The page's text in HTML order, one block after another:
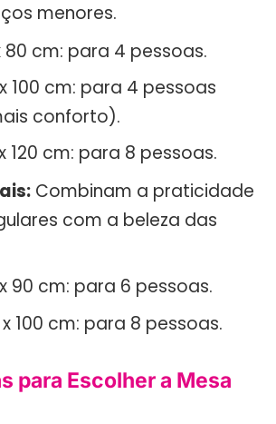
menores.
80 cm: para 4 pessoas.
100 cm: para 4 pessoas
conforto).
120 cm: para 8 pessoas.
Combinam a praticidade
com a beleza das
90 cm: para 6 pessoas.
100 cm: para 8 pessoas.
para Escolher a Mesa